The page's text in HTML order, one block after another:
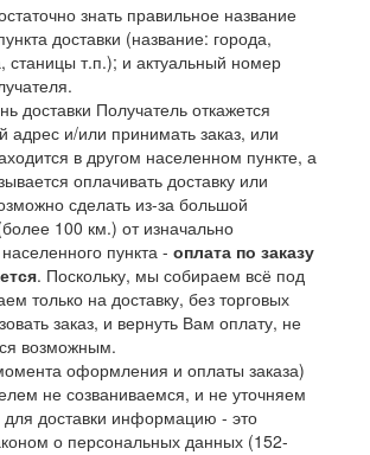
знать правильное название
доставки (название: города,
станицы т.п.); и актуальный номер
доставки Получатель откажется
адрес и/или принимать заказ, или
в другом населенном пункте, а
оплачивать доставку или
сделать из-за большой
100 км.) от изначально
пункта - оплата по заказу
. Поскольку, мы собираем всё под
только на доставку, без торговых
заказ, и вернуть Вам оплату, не
возможным.
оформления и оплаты заказа)
не созваниваемся, и не уточняем
доставки информацию - это
о персональных данных (152-